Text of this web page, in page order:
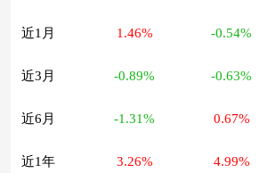
近1月 1.46% -0.54%
近3月 -0.89% -0.63%
近6月 -1.31% 0.67%
近1年 3.26% 4.99%